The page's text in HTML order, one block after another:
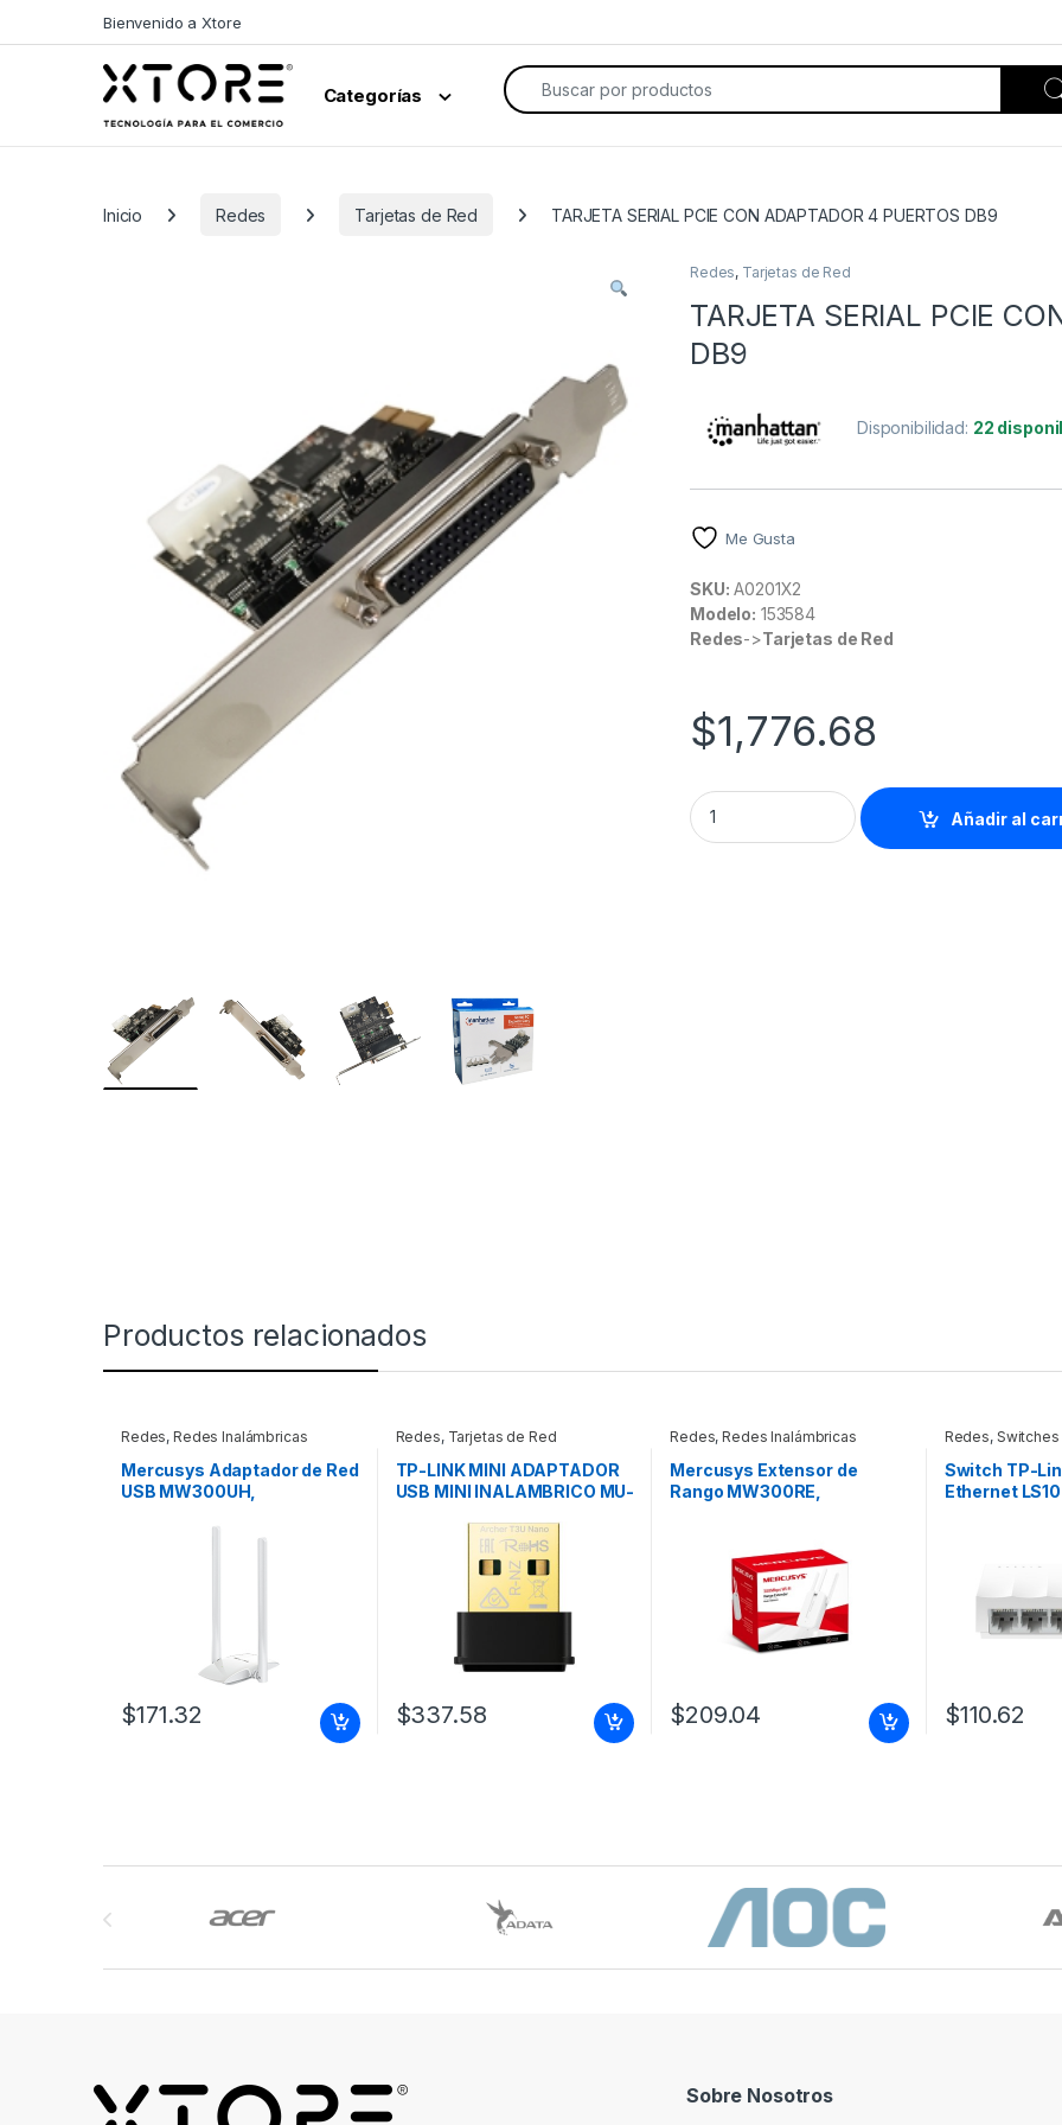
Bienvenido a Xtore
Categorías
Search for:
Inicio Redes Tarjetas de Red TARJETA SERIAL PCIE CON ADAPTADOR 4 PUERTOS DB9
Redes, Tarjetas de Red
TARJETA SERIAL PCIE
DB9
Disponibilidad: 22
Me Gusta
SKU: A0201X2
Modelo: 153584
Redes->Tarjetas de Red
$1,776.68
TARJETA SERIAL PCIE CON ADAPTADOR 4
Añadir al
Productos relacionados
Redes,Redes Inalámbricas
Mercusys Adaptador de Red
USB MW300UH,
300Mbit/s, 2.4GHz, 2
$171.32
Redes, Tarjetas de Red
TP-LINK MINI ADAPTADOR
USB MINI INALAMBRICO MU-
$337.58
Redes,Redes Inalámbricas
Mercusys Extensor de
Rango MW300RE,
$209.04
Redes, Switches
Switch TP-
Ethernet
$110.62
Sobre Nosotros